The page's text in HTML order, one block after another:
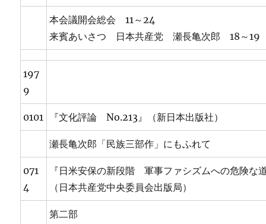
本会議開会総会 11～24
来賓あいさつ 日本共産党 瀬長亀次郎 18～19
197
9
0101 『文化評論 No.213』（新日本出版社）
瀬長亀次郎「民族三部作」にもふれて
071
4
『日米安保の新段階 軍事ファシズムへの危険な
（日本共産党中央委員会出版局）
第二部